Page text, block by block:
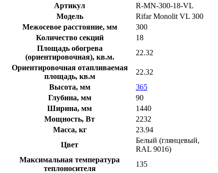
Артикул
R-MN-300-18-VL
Модель
Rifar Monolit VL 300
Межосевое расстояние, мм
300
Количество секций
18
Площадь обогрева
(ориентировочная), кв.м.
22.32
Ориентировочная отапливаемая
площадь, кв.м
22.32
Высота, мм
365
Глубина, мм
90
Ширина, мм
1440
Мощность, Вт
2232
Масса, кг
23.94
Цвет
Белый (глянцевый,
RAL 9016)
Максимальная температура
теплоносителя
135